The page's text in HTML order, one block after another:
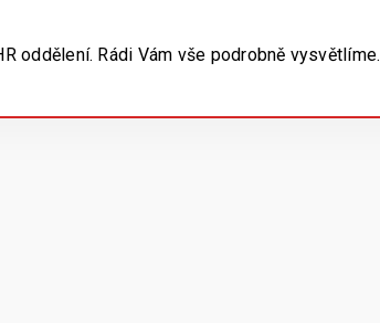
oddělení. Rádi Vám vše podrobně vysvětlíme.